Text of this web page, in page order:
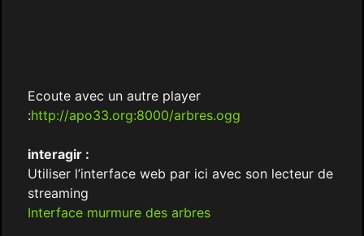
Ecoute avec un autre player
:http://apo33.org:8000/arbres.ogg
interagir :
Utiliser l’interface web par ici avec son lecteur de
streaming
Interface murmure des arbres